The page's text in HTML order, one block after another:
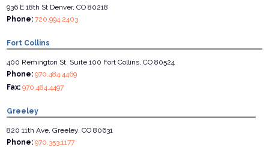
936 E 18th St Denver, CO 80218
Phone: 720.994.2403
Fort Collins
400 Remington St. Suite 100 Fort Collins, CO 80524
Phone: 970.484.4469
Fax: 970.484.4497
Greeley
820 11th Ave, Greeley, CO 80631
Phone: 970.353.1177